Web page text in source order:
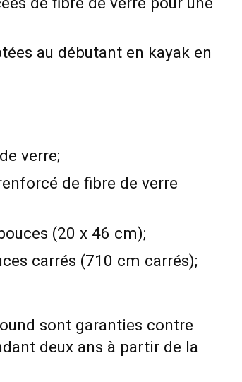
au débutant en kayak en
verre;
de fibre de verre
(20 x 46 cm);
carrés (710 cm carrés);
sont garanties contre
deux ans à partir de la